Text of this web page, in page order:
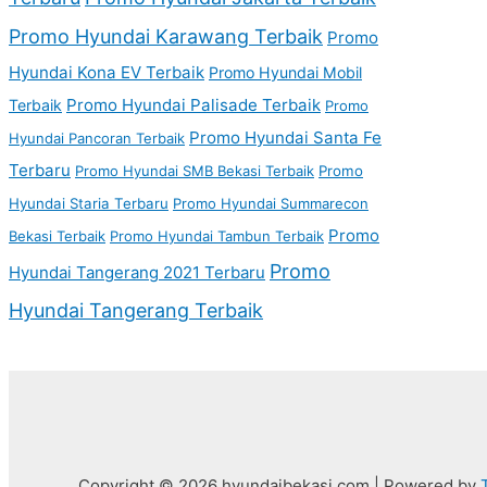
Promo Hyundai Karawang Terbaik Promo
Hyundai Kona EV Terbaik Promo Hyundai Mobil
Terbaik Promo Hyundai Palisade Terbaik Promo
Hyundai Pancoran Terbaik Promo Hyundai Santa Fe
Terbaru Promo Hyundai SMB Bekasi Terbaik Promo
Hyundai Staria Terbaru Promo Hyundai Summarecon
Bekasi Terbaik Promo Hyundai Tambun Terbaik Promo
Hyundai Tangerang 2021 Terbaru Promo
Hyundai Tangerang Terbaik